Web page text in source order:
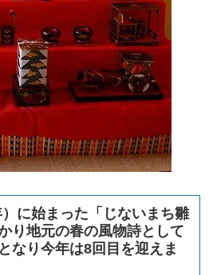
に始まった「じないまち雛
り地元の春の風物詩として
なり今年は8回目を迎えま